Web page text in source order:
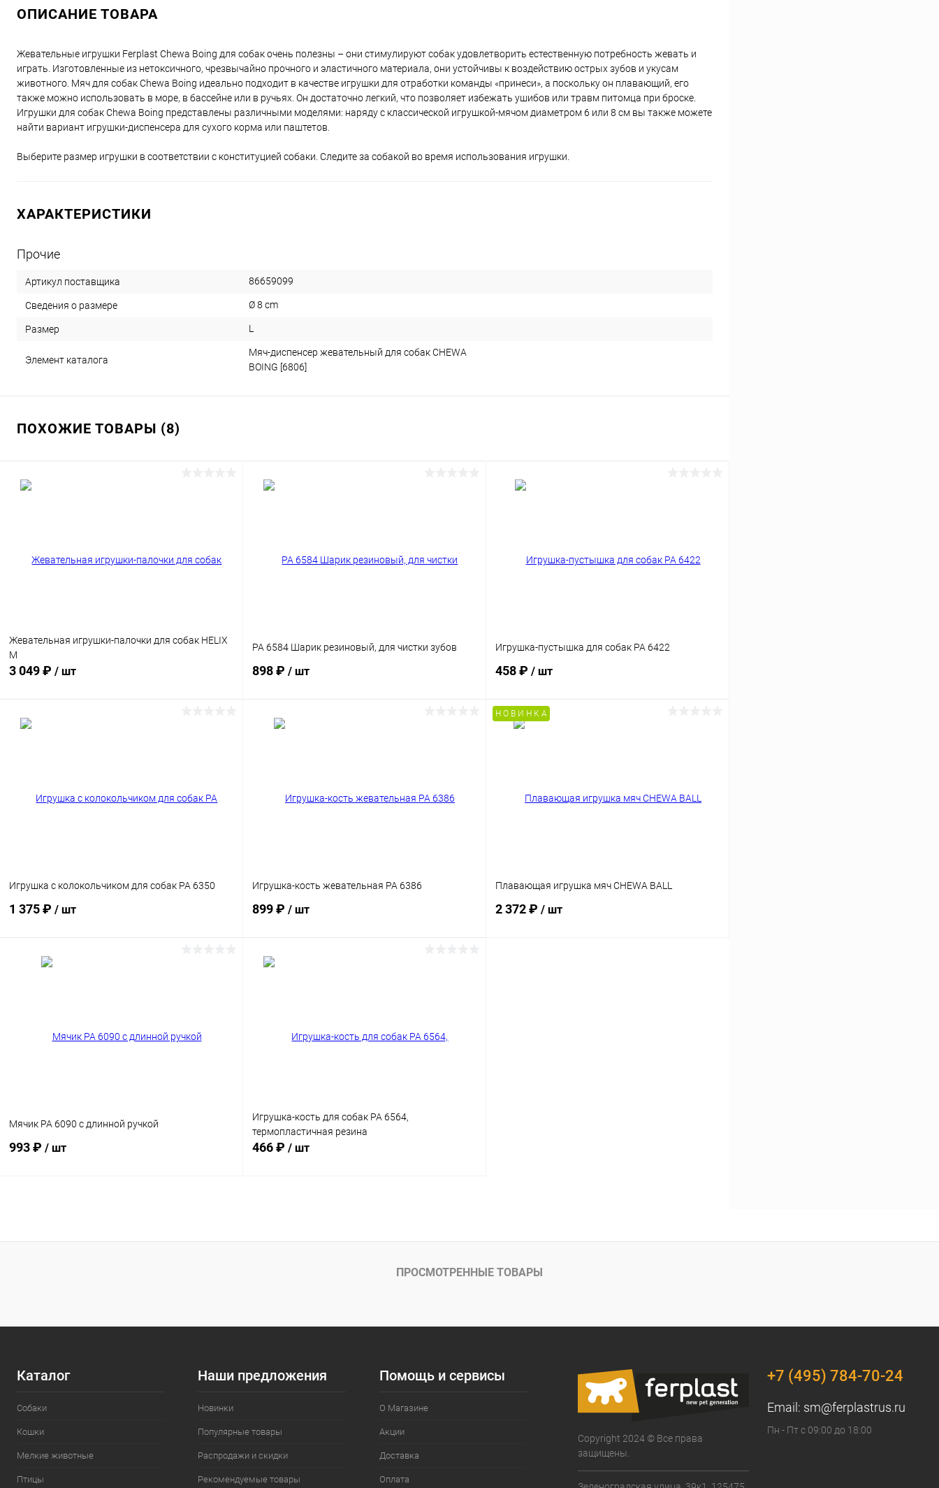
ОПИСАНИЕ ТОВАРА
Жевательные игрушки Ferplast Chewa Boing для собак очень полезны – они стимулируют собак удовлетворить естественную потребность жевать и
играть. Изготовленные из нетоксичного, чрезвычайно прочного и эластичного материала, они устойчивы к воздействию острых зубов и укусам
животного. Мяч для собак Chewa Boing идеально подходит в качестве игрушки для отработки команды «принеси», а поскольку он плавающий, его
также можно использовать в море, в бассейне или в ручьях. Он достаточно легкий, что позволяет избежать ушибов или травм питомца при броске.
Игрушки для собак Chewa Boing представлены различными моделями: наряду с классической игрушкой-мячом диаметром 6 или 8 см вы также можете
найти вариант игрушки-диспенсера для сухого корма или паштетов.
Выберите размер игрушки в соответствии с конституцией собаки. Следите за собакой во время использования игрушки.
ХАРАКТЕРИСТИКИ
Прочие
Артикул поставщика 86659099
Сведения о размере Ø 8 cm
Размер L
Элемент каталога
Мяч-диспенсер жевательный для собак CHEWA
BOING [6806]
ПОХОЖИЕ ТОВАРЫ (8)
Жевательная игрушки-палочки для собак HELIX
M
3 049 ₽ / шт
для средних и крупных собак 7-25 кг
Вкус:
PA 6584 Шарик резиновый, для чистки зубов
898 ₽ / шт
Игрушка-пустышка для собак PA 6422
458 ₽ / шт
Игрушка с колокольчиком для собак PA 6350
1 375 ₽ / шт
Игрушка-кость жевательная PA 6386
899 ₽ / шт
Н О В И Н К А
Плавающая игрушка мяч CHEWA BALL
2 372 ₽ / шт
Мячик PA 6090 c длинной ручкой
993 ₽ / шт
Сравнение
Игрушка-кость для собак PA 6564,
термопластичная резина
466 ₽ / шт
Сравнение
ПРОСМОТРЕННЫЕ ТОВАРЫ
Каталог
Собаки
Кошки
Мелкие животные
Птицы
Наши предложения
Новинки
Популярные товары
Распродажи и скидки
Рекомендуемые товары
Помощь и сервисы
О Магазине
Акции
Доставка
Оплата
Copyright 2024 © Все права
защищены.
+7 (495) 784-70-24
Email: sm@ferplastrus.ru
Пн - Пт с 09:00 до 18:00